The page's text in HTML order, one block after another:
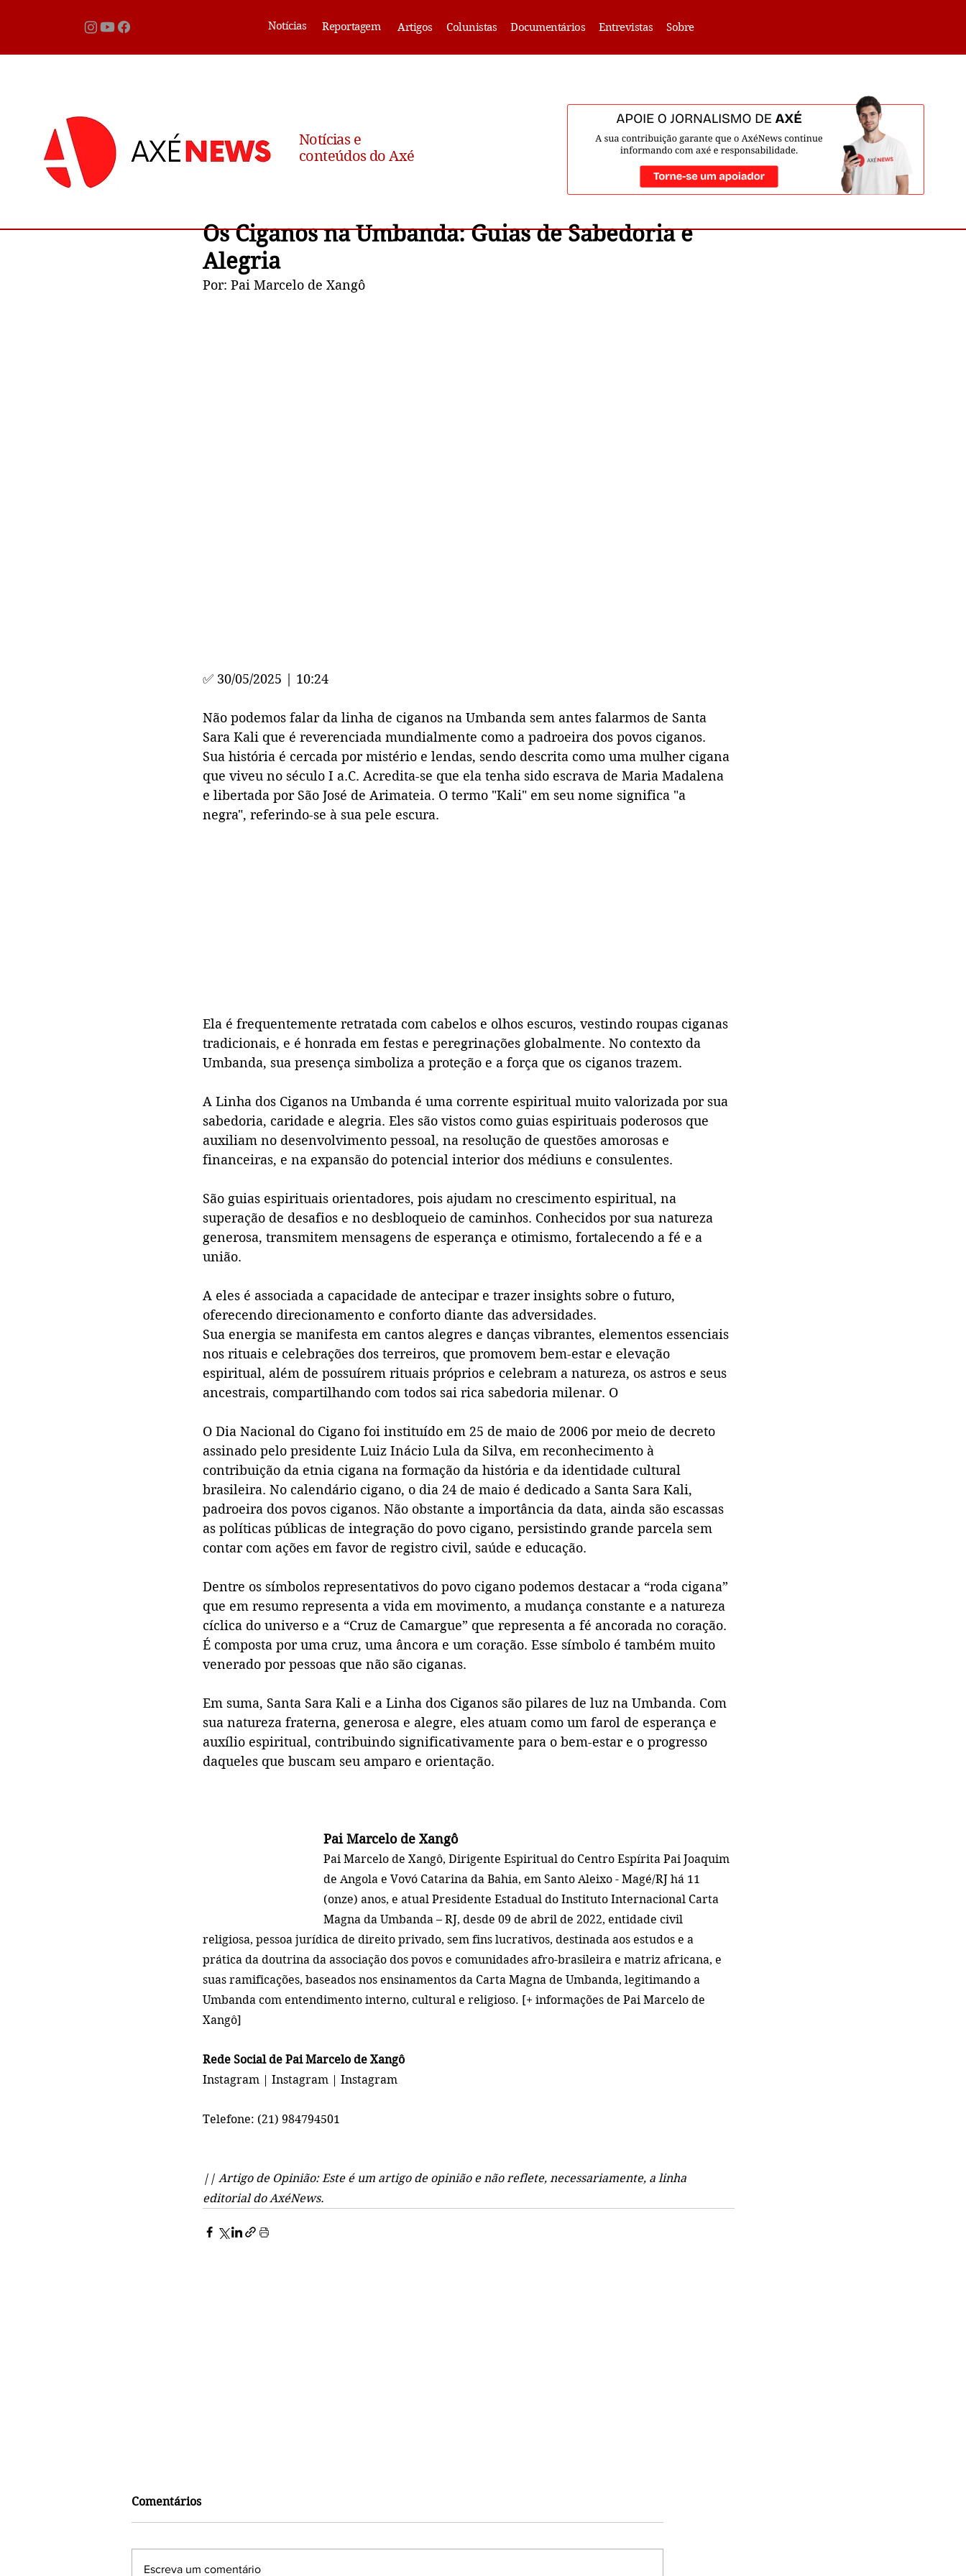
Notícias Reportagem Artigos Colunistas Documentários Entrevistas Sobre
Notícias e
conteúdos do Axé
Os Ciganos na Umbanda: Guias de Sabedoria e
Alegria
Por: Pai Marcelo de Xangô
✅ 30/05/2025 | 10:24
Não podemos falar da linha de ciganos na Umbanda sem antes falarmos de Santa
Sara Kali que é reverenciada mundialmente como a padroeira dos povos ciganos.
Sua história é cercada por mistério e lendas, sendo descrita como uma mulher cigana
que viveu no século I a.C. Acredita-se que ela tenha sido escrava de Maria Madalena
e libertada por São José de Arimateia. O termo "Kali" em seu nome significa "a
negra", referindo-se à sua pele escura.
Ela é frequentemente retratada com cabelos e olhos escuros, vestindo roupas ciganas
tradicionais, e é honrada em festas e peregrinações globalmente. No contexto da
Umbanda, sua presença simboliza a proteção e a força que os ciganos trazem.
A Linha dos Ciganos na Umbanda é uma corrente espiritual muito valorizada por sua
sabedoria, caridade e alegria. Eles são vistos como guias espirituais poderosos que
auxiliam no desenvolvimento pessoal, na resolução de questões amorosas e
financeiras, e na expansão do potencial interior dos médiuns e consulentes.
São guias espirituais orientadores, pois ajudam no crescimento espiritual, na
superação de desafios e no desbloqueio de caminhos. Conhecidos por sua natureza
generosa, transmitem mensagens de esperança e otimismo, fortalecendo a fé e a
união.
A eles é associada a capacidade de antecipar e trazer insights sobre o futuro,
oferecendo direcionamento e conforto diante das adversidades.
Sua energia se manifesta em cantos alegres e danças vibrantes, elementos essenciais
nos rituais e celebrações dos terreiros, que promovem bem-estar e elevação
espiritual, além de possuírem rituais próprios e celebram a natureza, os astros e seus
ancestrais, compartilhando com todos sai rica sabedoria milenar. O
O Dia Nacional do Cigano foi instituído em 25 de maio de 2006 por meio de decreto
assinado pelo presidente Luiz Inácio Lula da Silva, em reconhecimento à
contribuição da etnia cigana na formação da história e da identidade cultural
brasileira. No calendário cigano, o dia 24 de maio é dedicado a Santa Sara Kali,
padroeira dos povos ciganos. Não obstante a importância da data, ainda são escassas
as políticas públicas de integração do povo cigano, persistindo grande parcela sem
contar com ações em favor de registro civil, saúde e educação.
Dentre os símbolos representativos do povo cigano podemos destacar a “roda cigana”
que em resumo representa a vida em movimento, a mudança constante e a natureza
cíclica do universo e a “Cruz de Camargue” que representa a fé ancorada no coração.
É composta por uma cruz, uma âncora e um coração. Esse símbolo é também muito
venerado por pessoas que não são ciganas.
Em suma, Santa Sara Kali e a Linha dos Ciganos são pilares de luz na Umbanda. Com
sua natureza fraterna, generosa e alegre, eles atuam como um farol de esperança e
auxílio espiritual, contribuindo significativamente para o bem-estar e o progresso
daqueles que buscam seu amparo e orientação.
Pai Marcelo de Xangô
Pai Marcelo de Xangô, Dirigente Espiritual do Centro Espírita Pai Joaquim
de Angola e Vovó Catarina da Bahia, em Santo Aleixo - Magé/RJ há 11
(onze) anos, e atual Presidente Estadual do Instituto Internacional Carta
Magna da Umbanda – RJ, desde 09 de abril de 2022, entidade civil
religiosa, pessoa jurídica de direito privado, sem fins lucrativos, destinada aos estudos e a
prática da doutrina da associação dos povos e comunidades afro-brasileira e matriz africana, e
suas ramificações, baseados nos ensinamentos da Carta Magna de Umbanda, legitimando a
Umbanda com entendimento interno, cultural e religioso. [+ informações de Pai Marcelo de
Xangô]
Rede Social de Pai Marcelo de Xangô
Instagram | Instagram | Instagram
Telefone: (21) 984794501
|| Artigo de Opinião: Este é um artigo de opinião e não reflete, necessariamente, a linha
editorial do AxéNews.
Arado - O Musical' estreia
Comentários
Escreva um comentário